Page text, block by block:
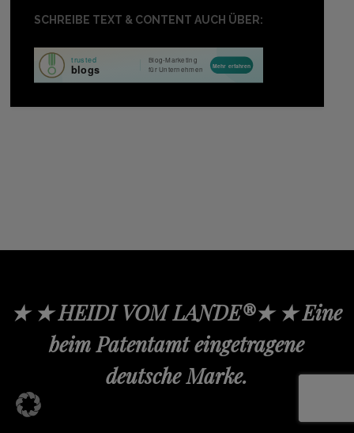
SCHREIBE TEXT & CONTENT AUCH ÜBER:
★ ★ HEIDI VOM LANDE®★ ★ Eine
beim Patentamt eingetragene
deutsche Marke.